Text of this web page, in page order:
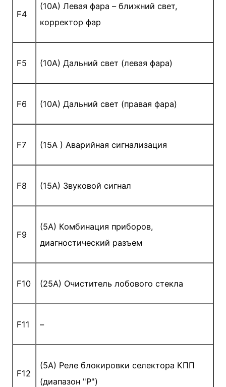
F4
(10A) Левая фара – ближний свет,
корректор фар
F5 (10A) Дальний свет (левая фара)
F6 (10A) Дальний свет (правая фара)
F7 (15A ) Аварийная сигнализация
F8 (15A) Звуковой сигнал
F9
(5A) Комбинация приборов,
диагностический разъем
F10 (25A) Очиститель лобового стекла
F11 –
F12
(5A) Реле блокировки селектора КПП
(диапазон "P")